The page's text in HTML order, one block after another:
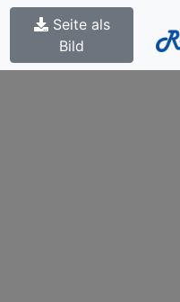
Seite als
Bild